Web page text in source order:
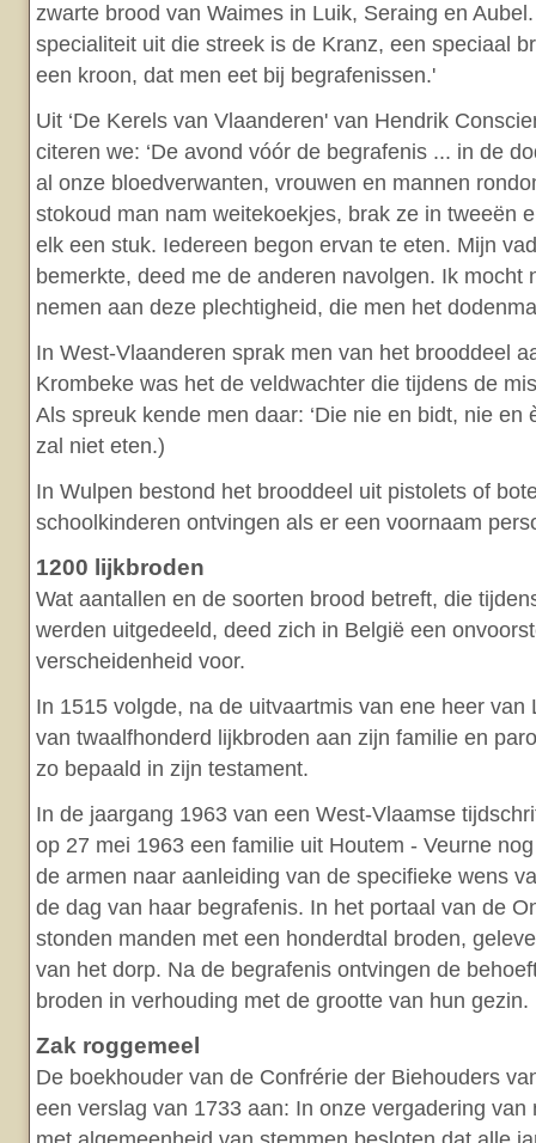
zwarte brood van Waimes in Luik, Seraing en
specialiteit uit die streek is de Kranz, een speciaal
een kroon, dat men eet bij begrafenissen.'
Uit ‘De Kerels van Vlaanderen' van Hendrik
citeren we: ‘De avond vóór de begrafenis ... in de
al onze bloedverwanten, vrouwen en mannen
stokoud man nam weitekoekjes, brak ze in tweeën
elk een stuk. Iedereen begon ervan te eten. Mijn
bemerkte, deed me de anderen navolgen. Ik mocht
nemen aan deze plechtigheid, die men het
In West-Vlaanderen sprak men van het brooddeel
Krombeke was het de veldwachter die tijdens de
Als spreuk kende men daar: ‘Die nie en bidt, nie en
zal niet eten.)
In Wulpen bestond het brooddeel uit pistolets of
schoolkinderen ontvingen als er een voornaam
1200 lijkbroden
Wat aantallen en de soorten brood betreft, die
werden uitgedeeld, deed zich in België een
verscheidenheid voor.
In 1515 volgde, na de uitvaartmis van ene heer van
van twaalfhonderd lijkbroden aan zijn familie en
zo bepaald in zijn testament.
In de jaargang 1963 van een West-Vlaamse
op 27 mei 1963 een familie uit Houtem - Veurne
de armen naar aanleiding van de specifieke wens
de dag van haar begrafenis. In het portaal van de
stonden manden met een honderdtal broden,
van het dorp. Na de begrafenis ontvingen de
broden in verhouding met de grootte van hun gezin.
Zak roggemeel
De boekhouder van de Confrérie der Biehouders
een verslag van 1733 aan: In onze vergadering van